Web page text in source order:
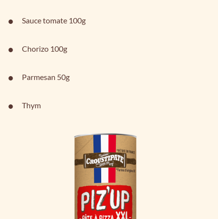
Sauce tomate 100g
Chorizo 100g
Parmesan 50g
Thym